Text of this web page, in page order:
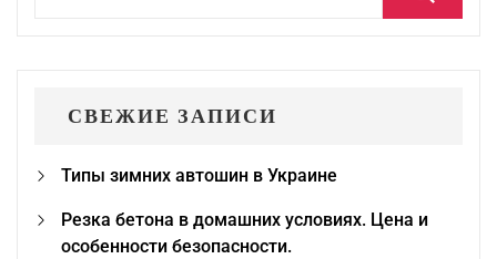
СВЕЖИЕ ЗАПИСИ
Типы зимних автошин в Украине
Резка бетона в домашних условиях. Цена и
особенности безопасности.